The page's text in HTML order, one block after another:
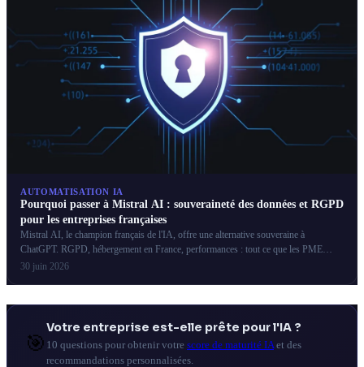
AUTOMATISATION IA
Pourquoi passer à Mistral AI : souveraineté des données et RGPD
pour les entreprises françaises
Mistral AI, le champion français de l'IA, offre une alternative souveraine à
ChatGPT. RGPD, hébergement en France, performances : tout ce que les PME
françaises doivent savoir.
30 juin 2026
🎯
Votre entreprise est-elle prête pour l'IA ?
10 questions pour obtenir votre score de maturité IA et des
recommandations personnalisées.